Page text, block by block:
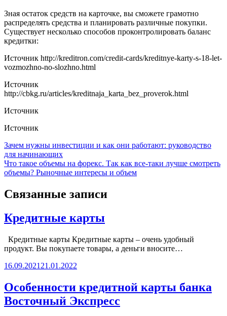
Зная остаток средств на карточке, вы сможете грамотно
распределять средства и планировать различные покупки.
Существует несколько способов проконтролировать баланс
кредитки:
Источник http://kreditron.com/credit-cards/kreditnye-karty-s-18-let-
vozmozhno-no-slozhno.html
Источник
http://cbkg.ru/articles/kreditnaja_karta_bez_proverok.html
Источник
Источник
Навигация
по
записям
Зачем нужны инвестиции и как они работают: руководство
для начинающих
Что такое объемы на форекс. Так как все-таки лучше смотреть
объемы? Рыночные интересы и объем
Связанные записи
Кредитные карты
Кредитные карты Кредитные карты – очень удобный
продукт. Вы покупаете товары, а деньги вносите…
16.09.2021 21.01.2022
Особенности кредитной карты банка
Восточный Экспресс